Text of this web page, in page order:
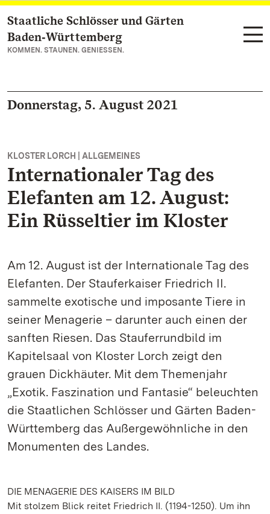
Zum Hauptinhalt springen
Staatliche Schlösser und Gärten
Baden‑Württemberg
KOMMEN. STAUNEN. GENIESSEN.
Donnerstag, 5. August 2021
KLOSTER LORCH | ALLGEMEINES
Internationaler Tag des
Elefanten am 12. August:
Ein Rüsseltier im Kloster
Am 12. August ist der Internationale Tag des
Elefanten. Der Stauferkaiser Friedrich II.
sammelte exotische und imposante Tiere in
seiner Menagerie – darunter auch einen der
sanften Riesen. Das Stauferrundbild im
Kapitelsaal von Kloster Lorch zeigt den
grauen Dickhäuter. Mit dem Themenjahr
„Exotik. Faszination und Fantasie“ beleuchten
die Staatlichen Schlösser und Gärten Baden-
Württemberg das Außergewöhnliche in den
Monumenten des Landes.
DIE MENAGERIE DES KAISERS IM BILD
Mit stolzem Blick reitet Friedrich II. (1194-1250). Um ihn